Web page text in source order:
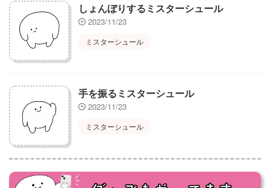
しょんぼりするミスターシュール
2023/11/23
ミスターシュール
手を振るミスターシュール
2023/11/23
ミスターシュール